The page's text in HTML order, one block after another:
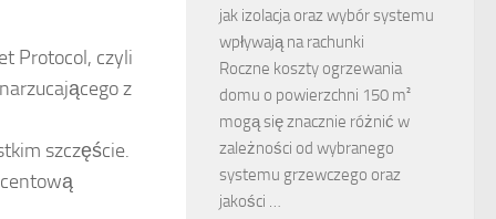
Protocol, czyli
z
szczęście.
jak izolacja oraz wybór systemu
wpływają na rachunki
Roczne koszty ogrzewania
domu o powierzchni 150 m²
mogą się znacznie różnić w
zależności od wybranego
systemu grzewczego oraz
jakości …